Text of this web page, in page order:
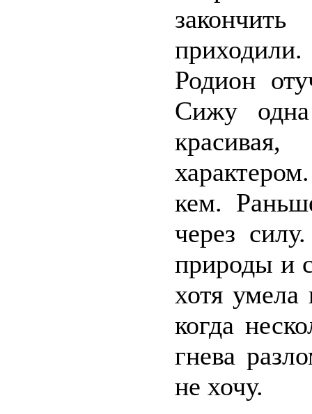
Родион
Сижу
кем.
через
природы и
хотя умела
когда
гнева
не хочу.